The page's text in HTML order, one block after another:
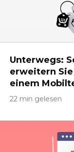
Unterwegs:
erweitern
einem
22 min gelesen